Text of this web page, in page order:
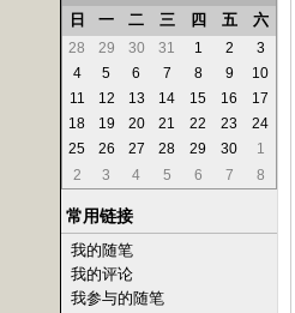
日 一 二 三 四 五 六
28 29 30 31 1 2
3
4
5 6 7 8 9
10
11
12 13 14 15 16
17
18
19 20 21 22 23
24
25
26 27 28 29 30
1
2
3 4 5 6 7 8
常用链接
我的随笔
我的评论
我参与的随笔